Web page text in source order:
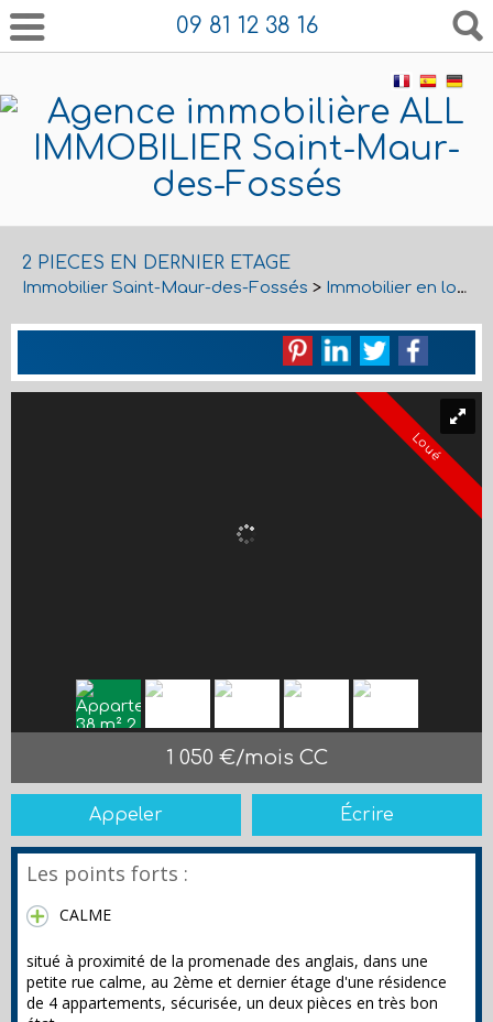
09 81 12 38 16
2 PIECES EN DERNIER ETAGE
Immobilier Saint-Maur-des-Fossés > Immobilier en location Saint-Maur-des-Fossés
Loué
1 050 €/mois CC
Appeler Écrire
Les points forts :
CALME
situé à proximité de la promenade des anglais, dans une
petite rue calme, au 2ème et dernier étage d'une résidence
de 4 appartements, sécurisée, un deux pièces en très bon